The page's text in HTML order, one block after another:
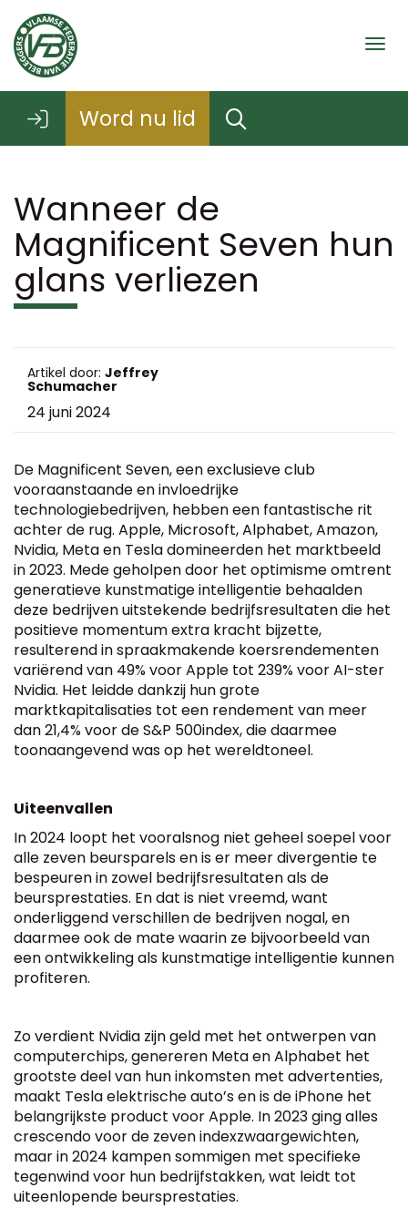
Word nu lid
Wanneer de
Magnificent Seven hun
glans verliezen
Artikel door: Jeffrey
Schumacher
24 juni 2024
De Magnificent Seven, een exclusieve club
vooraanstaande en invloedrijke
technologiebedrijven, hebben een fantastische rit
achter de rug. Apple, Microsoft, Alphabet, Amazon,
Nvidia, Meta en Tesla domineerden het marktbeeld
in 2023. Mede geholpen door het optimisme omtrent
generatieve kunstmatige intelligentie behaalden
deze bedrijven uitstekende bedrijfsresultaten die het
positieve momentum extra kracht bijzette,
resulterend in spraakmakende koersrendementen
variërend van 49% voor Apple tot 239% voor AI-ster
Nvidia. Het leidde dankzij hun grote
marktkapitalisaties tot een rendement van meer
dan 21,4% voor de S&P 500index, die daarmee
toonaangevend was op het wereldtoneel.
Uiteenvallen
In 2024 loopt het vooralsnog niet geheel soepel voor
alle zeven beursparels en is er meer divergentie te
bespeuren in zowel bedrijfsresultaten als de
beursprestaties. En dat is niet vreemd, want
onderliggend verschillen de bedrijven nogal, en
daarmee ook de mate waarin ze bijvoorbeeld van
een ontwikkeling als kunstmatige intelligentie kunnen
profiteren.
Zo verdient Nvidia zijn geld met het ontwerpen van
computerchips, genereren Meta en Alphabet het
grootste deel van hun inkomsten met advertenties,
maakt Tesla elektrische auto’s en is de iPhone het
belangrijkste product voor Apple. In 2023 ging alles
crescendo voor de zeven indexzwaargewichten,
maar in 2024 kampen sommigen met specifieke
tegenwind voor hun bedrijfstakken, wat leidt tot
uiteenlopende beursprestaties.